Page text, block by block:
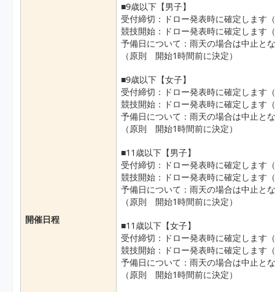
開催日程
■9歳以下【男子】
受付締切：ドロー発表時に確定します
競技開始：ドロー発表時に確定します
予備日について：雨天の場合は中止と
（原則 開始1時間前に決定）
■9歳以下【女子】
受付締切：ドロー発表時に確定します
競技開始：ドロー発表時に確定します
予備日について：雨天の場合は中止と
（原則 開始1時間前に決定）
■11歳以下【男子】
受付締切：ドロー発表時に確定します
競技開始：ドロー発表時に確定します
予備日について：雨天の場合は中止と
（原則 開始1時間前に決定）
■11歳以下【女子】
受付締切：ドロー発表時に確定します
競技開始：ドロー発表時に確定します
予備日について：雨天の場合は中止と
（原則 開始1時間前に決定）